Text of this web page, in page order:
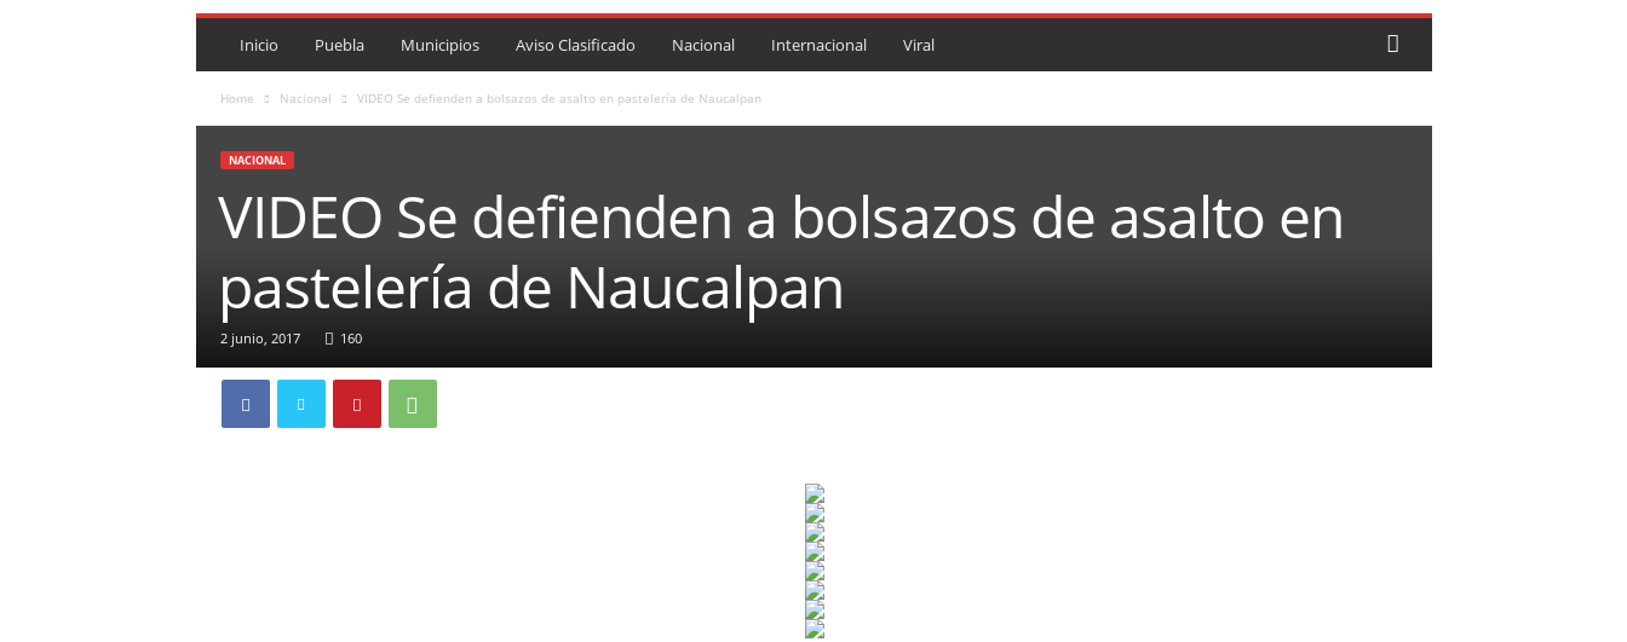
P
Inicio Puebla Municipios Aviso Clasificado Nacional Internacional Viral
Home Nacional VIDEO Se defienden a bolsazos de asalto en pastelería de Naucalpan
NACIONAL
VIDEO Se defienden a bolsazos de asalto en
pastelería de Naucalpan
2 junio, 2017 160